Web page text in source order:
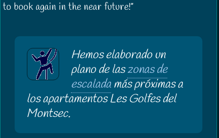
to book again in the near future!
Hemos elaborado un
plano de laszonas de
escaladamás próximas a
los apartamentos Les Golfes del
Montsec.